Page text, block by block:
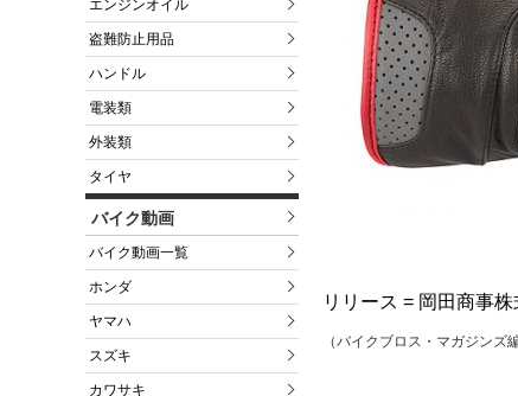
エンジンオイル
盗難防止用品
ハンドル
電装類
外装類
タイヤ
バイク動画
バイク動画一覧
ホンダ
ヤマハ
スズキ
カワサキ
リリース = 岡田商事株
（バイクブロス・マガジンズ